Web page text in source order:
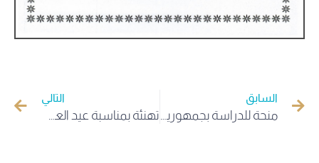
السابق التالي